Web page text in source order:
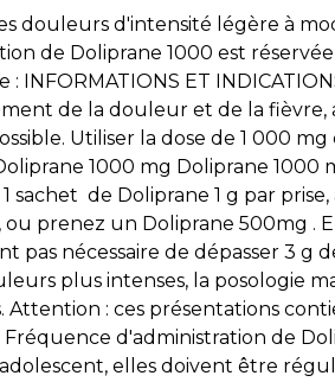
douleurs d'intensité légère à
de Doliprane 1000 est
ET
de la douleur et de la fièvre,
Utiliser la dose de 1 000 mg
1000 mg Doliprane 1000
sachet de Doliprane 1 g par prise,
prenez un Doliprane 500mg .
pas nécessaire de dépasser 3 g
plus intenses, la posologie
: ces présentations
d'administration de
elles doivent être